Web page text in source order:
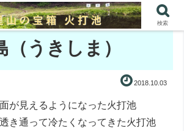
（うきしま）
2018.10.03
が見えるようになった火打池
き通って冷たくなってきた火打池
検索